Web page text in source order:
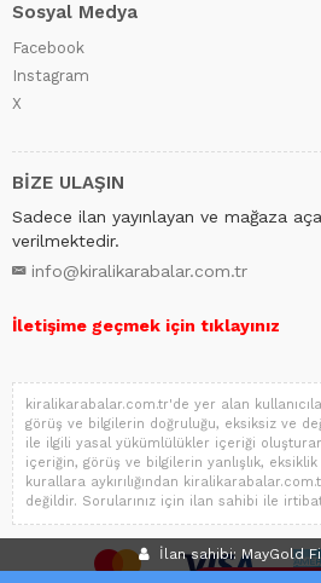
İlan sahibi: MayGold
Sosyal Medya
Facebook
Instagram
X
BİZE ULAŞIN
Sadece ilan yayınlayan ve mağaza
verilmektedir.
info@kiralikarabalar.com.tr
İletişime geçmek için tıklayınız
kiralikarabalar.com.tr'de yer alan
görüş ve bilgilerin doğruluğu, eksiksiz ve
ile ilgili yasal yükümlülükler içeriği
içeriğin, görüş ve bilgilerin yanlışlık,
kurallara aykırılığından
değildir. Sorularınız için ilan sahibi ile